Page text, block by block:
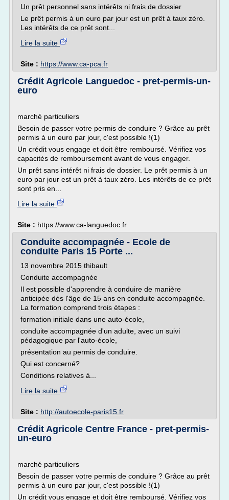
Un prêt personnel sans intérêts ni frais de dossier
Le prêt permis à un euro par jour est un prêt à taux zéro.
Les intérêts de ce prêt sont...
Lire la suite
Site : https://www.ca-pca.fr
Crédit Agricole Languedoc - pret-permis-un-
euro
marché particuliers
Besoin de passer votre permis de conduire ? Grâce au prêt
permis à un euro par jour, c'est possible !(1)
Un crédit vous engage et doit être remboursé. Vérifiez vos
capacités de remboursement avant de vous engager.
Un prêt sans intérêt ni frais de dossier. Le prêt permis à un
euro par jour est un prêt à taux zéro. Les intérêts de ce prêt
sont pris en...
Lire la suite
Site : https://www.ca-languedoc.fr
Conduite accompagnée - Ecole de
conduite Paris 15 Porte ...
13 novembre 2015 thibault
Conduite accompagnée
Il est possible d'apprendre à conduire de manière
anticipée dès l'âge de 15 ans en conduite accompagnée.
La formation comprend trois étapes :
formation initiale dans une auto-école,
conduite accompagnée d'un adulte, avec un suivi
pédagogique par l'auto-école,
présentation au permis de conduire.
Qui est concerné?
Conditions relatives à...
Lire la suite
Site : http://autoecole-paris15.fr
Crédit Agricole Centre France - pret-permis-
un-euro
marché particuliers
Besoin de passer votre permis de conduire ? Grâce au prêt
permis à un euro par jour, c'est possible !(1)
Un crédit vous engage et doit être remboursé. Vérifiez vos